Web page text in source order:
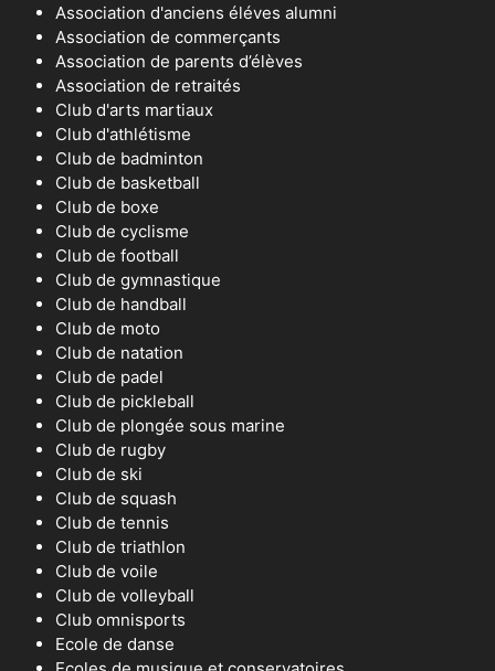
Association d'anciens éléves alumni
Association de commerçants
Association de parents d’élèves
Association de retraités
Club d'arts martiaux
Club d'athlétisme
Club de badminton
Club de basketball
Club de boxe
Club de cyclisme
Club de football
Club de gymnastique
Club de handball
Club de moto
Club de natation
Club de padel
Club de pickleball
Club de plongée sous marine
Club de rugby
Club de ski
Club de squash
Club de tennis
Club de triathlon
Club de voile
Club de volleyball
Club omnisports
Ecole de danse